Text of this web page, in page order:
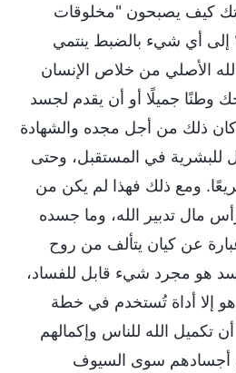
كيف يصبحون "مخلوقات
إلى أي شيء بالضبط ينتمي
الأصلي من خلاص الإنسان
وطنًا جميلًا أو أن يقدم لجسد
كان ذلك من أجل مجده والشهادة
للبشرية في المستقبل، وحتى
ومع ذلك فهذا لم يكن من
مال تدبير الله، وما جسده
عن كيان يتألف من روح
هو مجرد شيء قابل للفساد،
إلا أداة تُستخدم في خطة
تكميل الله للناس وإكمالهم
أجسادهم سوى السيوف